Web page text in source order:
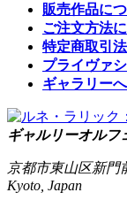
販売作品に
ご注文方法
特定商取引
プライヴァ
ギャラリー
ギャルリーオルフ
京都市東山区新門
Kyoto, Japan